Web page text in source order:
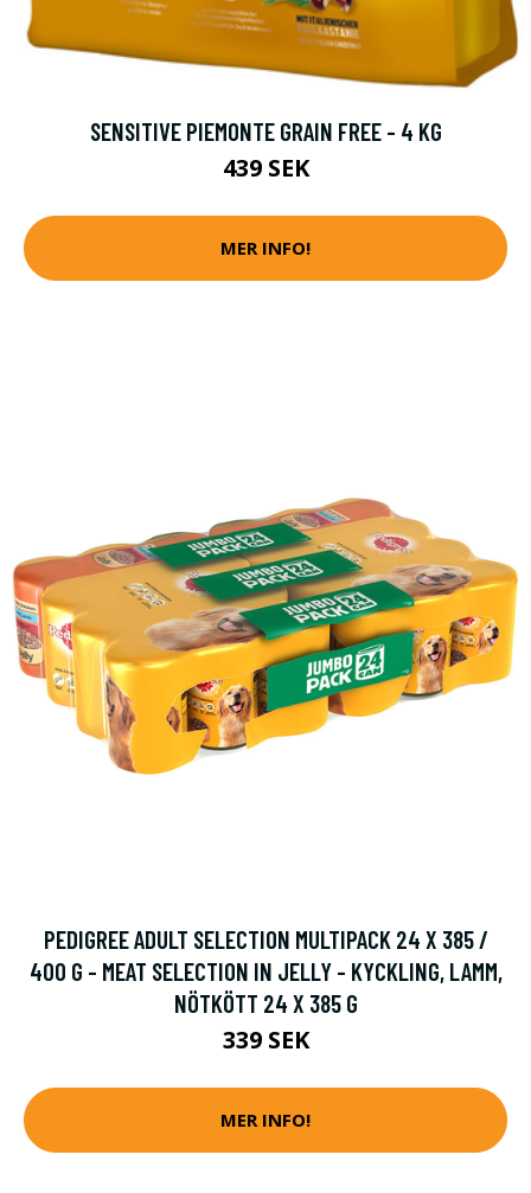
SENSITIVE PIEMONTE GRAIN FREE - 4 KG
439 SEK
MER INFO!
PEDIGREE ADULT SELECTION MULTIPACK 24 X 385 /
400 G - MEAT SELECTION IN JELLY - KYCKLING, LAMM,
NÖTKÖTT 24 X 385 G
339 SEK
MER INFO!